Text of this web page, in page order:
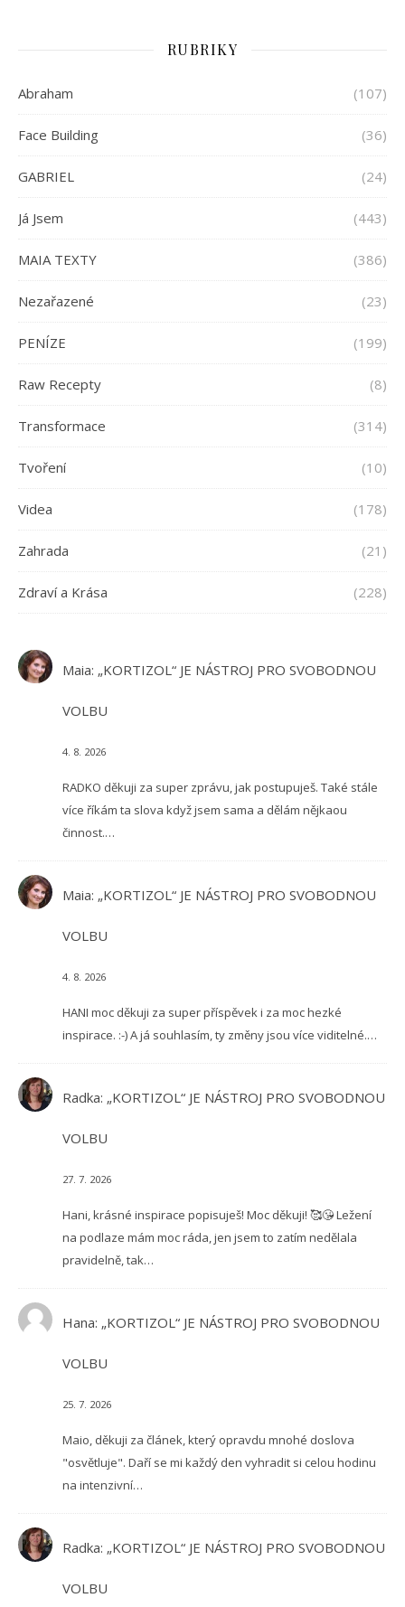
RUBRIKY
Abraham (107)
Face Building (36)
GABRIEL (24)
Já Jsem (443)
MAIA TEXTY (386)
Nezařazené (23)
PENÍZE (199)
Raw Recepty (8)
Transformace (314)
Tvoření (10)
Videa (178)
Zahrada (21)
Zdraví a Krása (228)
Maia: „KORTIZOL“ JE NÁSTROJ PRO SVOBODNOU
VOLBU
4. 8. 2026
RADKO děkuji za super zprávu, jak postupuješ. Také stále
více říkám ta slova když jsem sama a dělám nějkaou
činnost.…
Maia: „KORTIZOL“ JE NÁSTROJ PRO SVOBODNOU
VOLBU
4. 8. 2026
HANI moc děkuji za super příspěvek i za moc hezké
inspirace. :-) A já souhlasím, ty změny jsou více viditelné.…
Radka: „KORTIZOL“ JE NÁSTROJ PRO SVOBODNOU
VOLBU
27. 7. 2026
Hani, krásné inspirace popisuješ! Moc děkuji! 🥰😘 Ležení
na podlaze mám moc ráda, jen jsem to zatím nedělala
pravidelně, tak…
Hana: „KORTIZOL“ JE NÁSTROJ PRO SVOBODNOU
VOLBU
25. 7. 2026
Maio, děkuji za článek, který opravdu mnohé doslova
"osvětluje". Daří se mi každý den vyhradit si celou hodinu
na intenzivní…
Radka: „KORTIZOL“ JE NÁSTROJ PRO SVOBODNOU
VOLBU